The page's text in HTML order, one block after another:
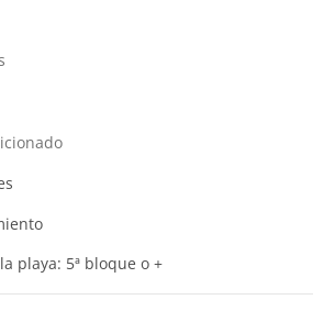
playa: 5ª bloque o +